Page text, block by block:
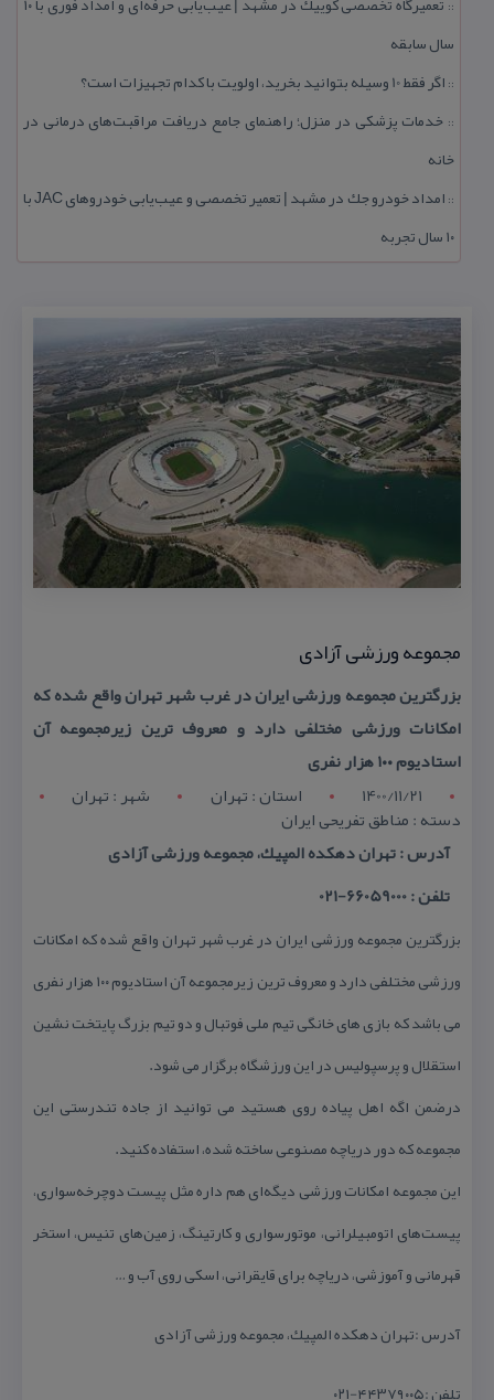
::
سال سابقه
:: اگر فقط 10 وسیله بتوانید بخرید، اولویت با كدام تجهیزات است؟
:: خدمات پزشكی در منزل؛ راهنمای جامع دریافت مراقبت‌های درمانی در
خانه
::
امداد خودرو جك در مشهد | تعمیر تخصصی و عیب‌یابی خودروهای JAC با
۱۰ سال تجربه
مجموعه ورزشی آزادی
بزرگترین مجموعه ورزشی ایران در غرب شهر تهران واقع شده كه
امكانات ورزشی مختلفی دارد و معروف ترین زیرمجموعه آن
استادیوم ۱۰۰ هزار نفری
1400/11/21
استان : تهران شهر : تهران
دسته : مناطق تفریحی ایران
آدرس : تهران دهكده المپیك، مجموعه ورزشی آزادی
تلفن : 66059000-021
بزرگترین مجموعه ورزشی ایران در غرب شهر تهران واقع شده كه امكانات
ورزشی مختلفی دارد و معروف ترین زیرمجموعه آن استادیوم ۱۰۰ هزار نفری
می باشد كه بازی های خانگی تیم ملی فوتبال و دو تیم بزرگ پایتخت نشین
استقلال و پرسپولیس در این ورزشگاه برگزار می شود.
درضمن اگه اهل پیاده روی هستید می توانید از جاده تندرستی این
مجموعه كه دور دریاچه مصنوعی ساخته شده، استفاده كنید.
این مجموعه امكانات ورزشی دیگه‌ای هم داره مثل پیست دوچرخه‌سواری،
پیست‌های اتومبیلرانی، موتورسواری و كارتینگ، زمین‌های تنیس، استخر
قهرمانی و آموزشی، دریاچه برای قایقرانی، اسكی روی آب و …
آدرس :تهران دهكده المپیك، مجموعه ورزشی آزادی